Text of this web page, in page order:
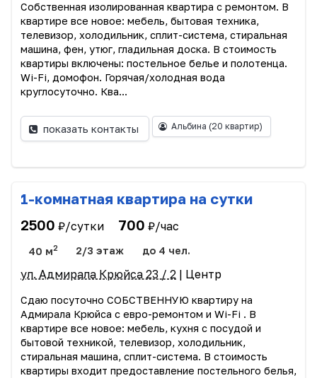
Собственная изолированная квартира с ремонтом. В
квартире все новое: мебель, бытовая техника,
телевизор, холодильник, сплит-система, стиральная
машина, фен, утюг, гладильная доска. В стоимость
квартиры включены: постельное белье и полотенца.
Wi-Fi, домофон. Горячая/холодная вода
круглосуточно. Ква...
показать контакты Альбина (20 квартир)
1-комнатная квартира на сутки
2500 ₽/сутки 700 ₽/час
40 м2 2/3 этаж до 4 чел.
ул. Адмирала Крюйса 23 / 2 | Центр
Сдаю посуточно СОБСТВЕННУЮ квартиру на
Адмирала Крюйса с евро-ремонтом и Wi-Fi . В
квартире все новое: мебель, кухня с посудой и
бытовой техникой, телевизор, холодильник,
стиральная машина, сплит-система. В стоимость
квартиры входит предоставление постельного белья,